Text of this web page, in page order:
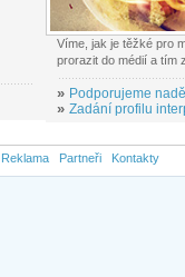
Víme, jak je těžké pro
prorazit do médií a tím
» Podporujeme
» Zadání profilu
Reklama Partneři Kontakty